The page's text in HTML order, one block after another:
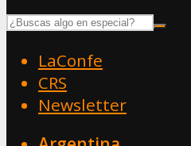
LaConfe
CRS
Newsletter